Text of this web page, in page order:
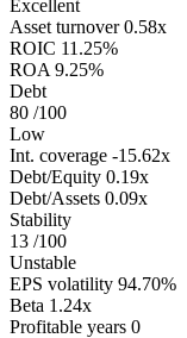
Excellent
Asset turnover 0.58x
ROIC 11.25%
ROA 9.25%
Debt
80 /100
Low
Int. coverage -15.62x
Debt/Equity 0.19x
Debt/Assets 0.09x
Stability
13 /100
Unstable
EPS volatility 94.70%
Beta 1.24x
Profitable years 0